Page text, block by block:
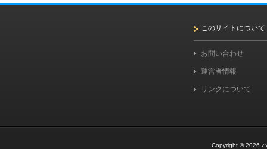
このサイトについて
お問い合わせ
運営者情報
リンクについて
Copyright © 2026